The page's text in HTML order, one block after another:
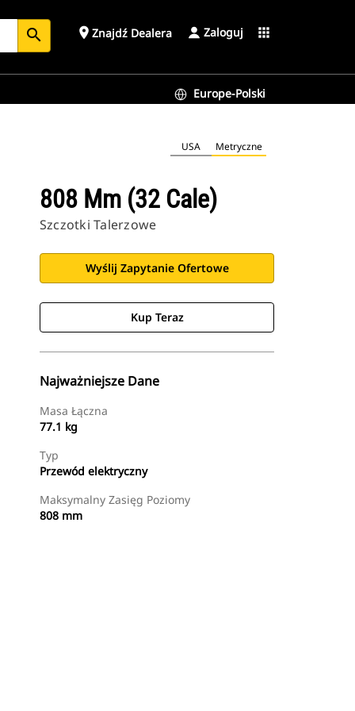
search place Znajdź Dealera Zaloguj apps
Europe-Polski
USA Metryczne
808 Mm (32 Cale)
Szczotki Talerzowe
Wyślij Zapytanie Ofertowe
Kup Teraz
Najważniejsze Dane
Masa Łączna
77.1 kg
Typ
Przewód elektryczny
Maksymalny Zasięg Poziomy
808 mm